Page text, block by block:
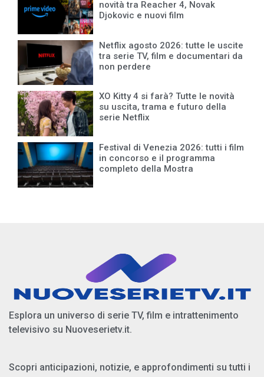
novità tra Reacher 4, Novak
Djokovic e nuovi film
Netflix agosto 2026: tutte le uscite
tra serie TV, film e documentari da
non perdere
XO Kitty 4 si farà? Tutte le novità
su uscita, trama e futuro della
serie Netflix
Festival di Venezia 2026: tutti i film
in concorso e il programma
completo della Mostra
Esplora un universo di serie TV, film e intrattenimento
televisivo su Nuoveserietv.it.
Scopri anticipazioni, notizie, e approfondimenti su tutti i